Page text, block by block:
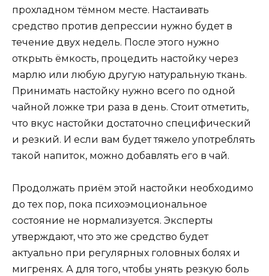
прохладном тёмном месте. Настаивать
средство против депрессии нужно будет в
течение двух недель. После этого нужно
открыть ёмкость, процедить настойку через
марлю или любую другую натуральную ткань.
Принимать настойку нужно всего по одной
чайной ложке три раза в день. Стоит отметить,
что вкус настойки достаточно специфический
и резкий. И если вам будет тяжело употреблять
такой напиток, можно добавлять его в чай.
Продолжать приём этой настойки необходимо
до тех пор, пока психоэмоциональное
состояние не нормализуется. Эксперты
утверждают, что это же средство будет
актуально при регулярных головных болях и
мигренях. А для того, чтобы унять резкую боль